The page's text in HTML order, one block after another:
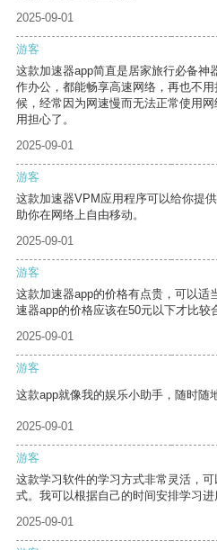
2025-09-01
游客
这款加速器app简直是居家旅行必备神
作办公，都能畅享高速网络，再也不
候，经常因为网速慢而无法正常使用
用担心了。
2025-09-01
游客
这款加速器VPM应用程序可以给你提
助你在网络上自由移动。
2025-09-01
游客
这款加速器app的价格有点贵，可以适
速器app的价格应该在50元以下才比较
2025-09-01
游客
这款app就像我的娱乐小助手，随时随
2025-09-01
游客
这款学习软件的学习方式非常灵活，
式。我可以根据自己的时间安排学习进
2025-09-01